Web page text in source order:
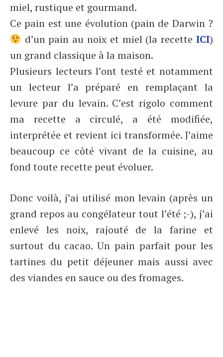
miel, rustique et gourmand.
Ce pain est une évolution (pain de Darwin ?
d’un pain au noix et miel (la recette ICI)
un grand classique à la maison.
Plusieurs lecteurs l’ont testé et notamment
un lecteur l’a préparé en remplaçant la
levure par du levain. C’est rigolo comment
ma recette a circulé, a été modifiée,
interprétée et revient ici transformée. J’aime
beaucoup ce côté vivant de la cuisine, au
fond toute recette peut évoluer.
Donc voilà, j’ai utilisé mon levain (après un
grand repos au congélateur tout l’été ;-), j’ai
enlevé les noix, rajouté de la farine et
surtout du cacao. Un pain parfait pour les
tartines du petit déjeuner mais aussi avec
des viandes en sauce ou des fromages.